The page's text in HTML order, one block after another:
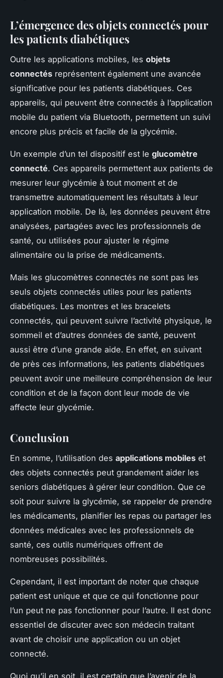
L’émergence des objets connectés pour
les patients diabétiques
Outre les applications mobiles, les objets
connectés représentent également une avancée
significative pour les patients diabétiques. Ces
appareils, qui peuvent être connectés à l’application
mobile du patient via Bluetooth, permettent un suivi
encore plus précis et facile de la glycémie.
Un exemple d’un tel dispositif est le glucomètre
connecté. Ces appareils permettent aux patients de
mesurer leur glycémie à tout moment et de
transmettre automatiquement les résultats à leur
application mobile. De là, les données peuvent être
analysées, partagées avec les professionnels de
santé, ou utilisées pour ajuster le régime
alimentaire ou la prise de médicaments.
Mais les glucomètres connectés ne sont pas les
seuls objets connectés utiles pour les patients
diabétiques. Les montres et les bracelets
connectés, qui peuvent suivre l’activité physique, le
sommeil et d’autres données de santé, peuvent
aussi être d’une grande aide. En effet, en suivant
de près ces informations, les patients diabétiques
peuvent avoir une meilleure compréhension de leur
condition et de la façon dont leur mode de vie
affecte leur glycémie.
Conclusion
En somme, l’utilisation des applications mobiles et
des objets connectés peut grandement aider les
seniors diabétiques à gérer leur condition. Que ce
soit pour suivre la glycémie, se rappeler de prendre
les médicaments, planifier les repas ou partager les
données médicales avec les professionnels de
santé, ces outils numériques offrent de
nombreuses possibilités.
Cependant, il est important de noter que chaque
patient est unique et que ce qui fonctionne pour
l’un peut ne pas fonctionner pour l’autre. Il est donc
essentiel de discuter avec son médecin traitant
avant de choisir une application ou un objet
connecté.
Quoi qu’il en soit, il est certain que l’avenir de la